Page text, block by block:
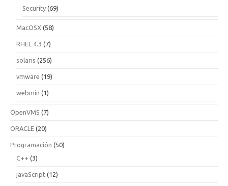
Security (69)
MacOSX (58)
RHEL 4.3 (7)
solaris (256)
vmware (19)
webmin (1)
OpenVMS (7)
ORACLE (20)
Programación (50)
C++ (3)
javaScript (12)